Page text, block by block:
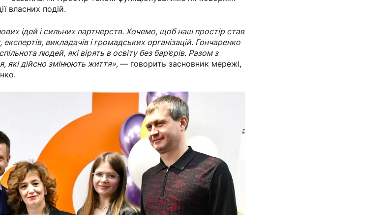
власних подій.
ідей і сильних партнерств. Хочемо, щоб наш простір став
викладачів і громадських організацій. Гончаренко
людей, які вірять в освіту без бар’єрів. Разом з
дійсно змінюють життя»,— говорить засновник мережі,